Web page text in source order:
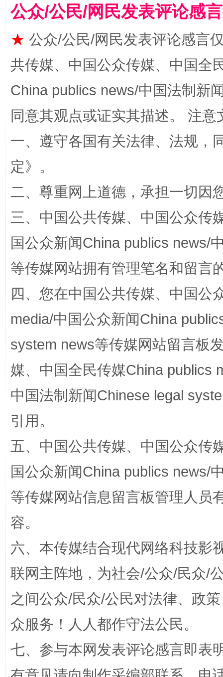
全民健身五年计划来了！等你上场
扯下公款旅游的“隐身衣” 如何以
“蜀中异人”王建安的艺术幻境
公众/公民/网民发表评论感
★ 公众/公民/网民发表评论感言
共传媒、中国公众传媒、中国全
China publics news/中国法制新
同意其观点或证实其描述。 注
一、遵守各国有关法律、法规，
定》。
二、尊重网上道德，承担一切因
三、中国公共传媒、中国公众传
国公众新闻China publics news/
等传媒网站拥有管理笔名和留言
四、您在中国公共传媒、中国公
media/中国公众新闻China
system news等传媒网站留言板
媒、中国全民传媒China publics
中国法制新闻Chinese legal
引用。
五、中国公共传媒、中国公众传
国公众新闻China publics news/
等传媒网站信息留言板管理人员
容。
六、本传媒结合现代网络科技影
联网主阵地，为社会/公众/民众/
之间公众/民众/公民对法律、政
众服务！人人都作守法公民。
七、参与本网发表评论感言即表